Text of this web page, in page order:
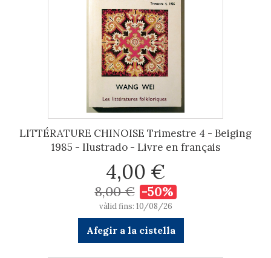
LITTÉRATURE CHINOISE Trimestre 4 - Beiging
1985 - Ilustrado - Livre en français
4,00 €
8,00 € -50%
vàlid fins: 10/08/26
Afegir a la cistella